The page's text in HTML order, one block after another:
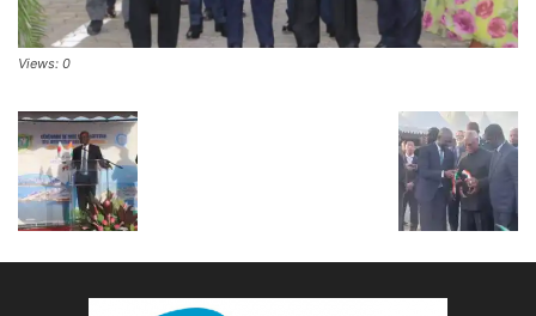
Views: 0